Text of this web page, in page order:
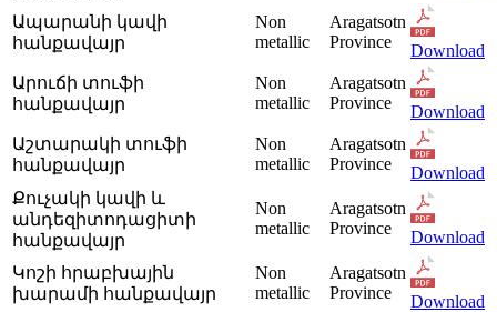
Ապարանի կավի
հանքավայր
Non
metallic
Aragatsotn
Province
Download
Արուճի տուֆի
հանքավայր
Non
metallic
Aragatsotn
Province
Download
Աշտարակի տուֆի
հանքավայր
Non
metallic
Aragatsotn
Province
Download
Քուչակի կավի և
անդեզիտոդացիտի
հանքավայր
Non
metallic
Aragatsotn
Province
Download
Կոշի հրաբխային
խարամի հանքավայր
Non
metallic
Aragatsotn
Province
Download